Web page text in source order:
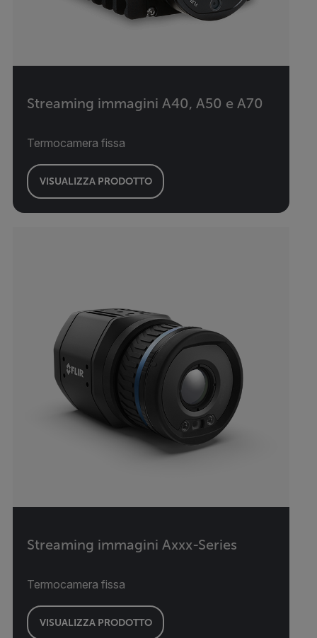
Streaming immagini A40, A50 e A70
Termocamera fissa
VISUALIZZA PRODOTTO
Streaming immagini Axxx-Series
Termocamera fissa
VISUALIZZA PRODOTTO